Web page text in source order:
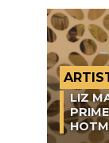
LIZ